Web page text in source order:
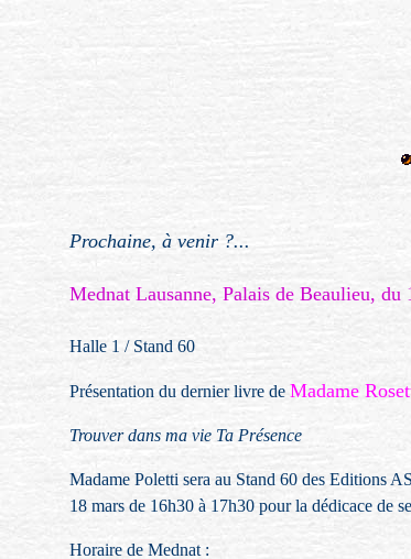
Prochaine, à venir ?...
Mednat Lausanne, Palais de Beaulieu, du
Halle 1 / Stand 60
Présentation du dernier livre de Madame
Trouver dans ma vie Ta Présence
Madame Poletti sera au Stand 60 des Editions
18 mars de 16h30 à 17h30 pour la dédicace de
Horaire de Mednat :